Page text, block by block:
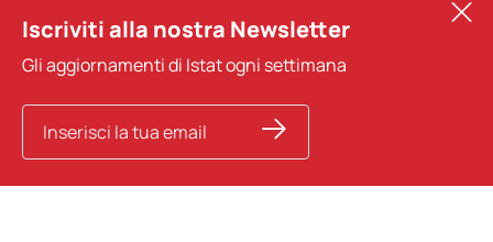
Iscriviti alla nostra Newsletter
Gli aggiornamenti di Istat ogni settimana